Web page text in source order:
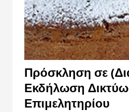
Πρόσκληση σε
Εκδήλωση
Επιμελητηρίου